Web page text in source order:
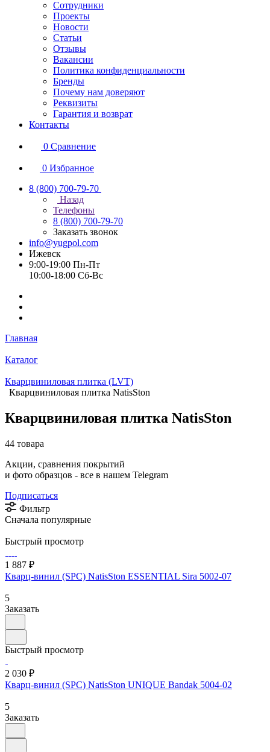
Сотрудники
Проекты
Новости
Статьи
Отзывы
Вакансии
Политика конфиденциальности
Бренды
Почему нам доверяют
Реквизиты
Гарантия и возврат
Контакты
0 Сравнение
0 Избранное
8 (800) 700-79-70
Назад
Телефоны
8 (800) 700-79-70
Заказать звонок
info@yugpol.com
Ижевск
9:00-19:00 Пн-Пт
10:00-18:00 Cб-Вс
Главная
Каталог
Кварцвиниловая плитка (LVT)
Кварцвиниловая плитка NatisSton
Кварцвиниловая плитка NatisSton
44 товара
Акции, сравнения покрытий
и фото образцов - все в нашем Telegram
Подписаться
Фильтр
Сначала популярные
Быстрый просмотр
1 887 ₽
Кварц-винил (SPC) NatisSton ESSENTIAL Sira 5002-07
5
Заказать
Быстрый просмотр
2 030 ₽
Кварц-винил (SPC) NatisSton UNIQUE Bandak 5004-02
5
Заказать